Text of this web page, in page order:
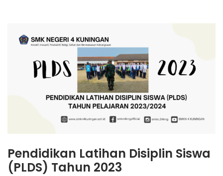
Pendidikan Latihan Disiplin Siswa
(PLDS) Tahun 2023